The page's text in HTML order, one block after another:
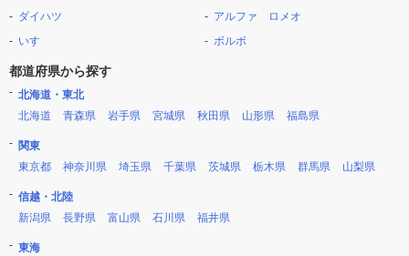
ダイハツ
いすゞ
アルファ ロメオ
ボルボ
都道府県から探す
北海道・東北
北海道
青森県 岩手県 宮城県 秋田県 山形県 福島県
関東
東京都
神奈川県 埼玉県 千葉県 茨城県 栃木県 群馬県 山梨県
信越・北陸
新潟県
長野県 富山県 石川県 福井県
東海